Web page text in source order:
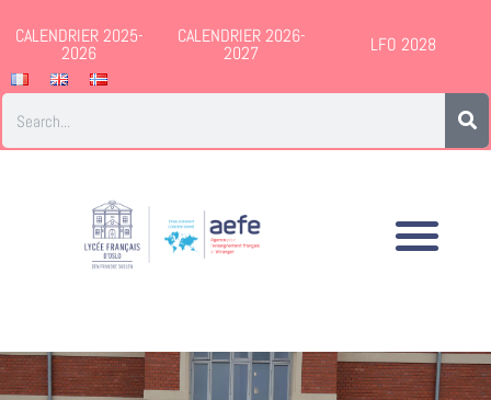
CALENDRIER 2025-
2026
CALENDRIER 2026-
2027 LFO 2028